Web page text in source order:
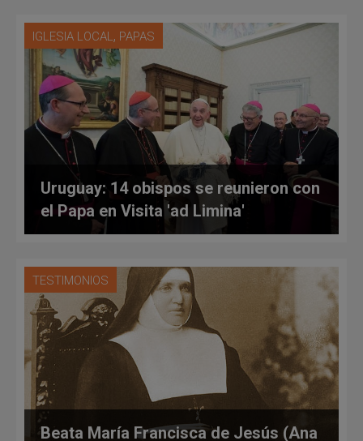
IGLESIA LOCAL, PAPAS
Uruguay: 14 obispos se reunieron con
el Papa en Visita 'ad Limina'
TESTIMONIOS
Beata María Francisca de Jesús (Ana